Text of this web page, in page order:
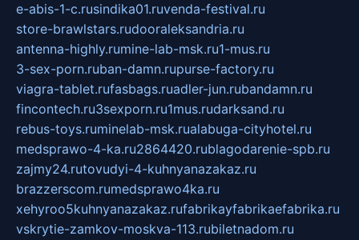
e-abis-1-c.rusindika01.ruvenda-festival.ru
store-brawlstars.rudooraleksandria.ru
antenna-highly.rumine-lab-msk.ru1-mus.ru
3-sex-porn.ruban-damn.rupurse-factory.ru
viagra-tablet.rufasbags.ruadler-jun.rubandamn.ru
fincontech.ru3sexporn.ru1mus.rudarksand.ru
rebus-toys.ruminelab-msk.rualabuga-cityhotel.ru
medsprawo-4-ka.ru2864420.rublagodarenie-spb.ru
zajmy24.rutovudyi-4-kuhnyanazakaz.ru
brazzerscom.rumedsprawo4ka.ru
xehyroo5kuhnyanazakaz.rufabrikayfabrikaefabrika.ru
vskrytie-zamkov-moskva-113.rubiletnadom.ru